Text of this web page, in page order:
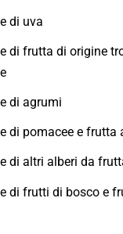
di uva
di frutta di origine
di agrumi
di pomacee e frutta
di altri alberi da
di frutti di bosco e